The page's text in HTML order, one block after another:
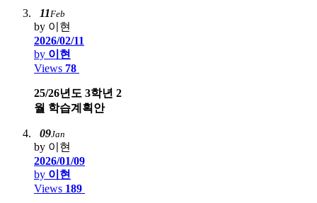
11Feb
by 이현
2026/02/11
by 이현
Views 78
25/26년도 3학년 2
월 학습계획안
09Jan
by 이현
2026/01/09
by 이현
Views 189